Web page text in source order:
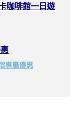
咖啡館一日遊
專屬優惠